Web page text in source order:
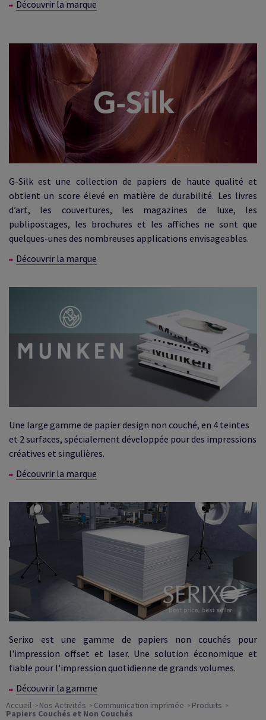
Découvrir la marque
G-Silk est une collection de papiers de haute qualité et
obtient un score élevé en matière de durabilité. Les livres
d’art, les couvertures, les magazines de luxe, les
publipostages, les brochures et les affiches ne sont que
quelques-unes des nombreuses applications envisageables.
Découvrir la marque
Une large gamme de papier design non couché, en 4 teintes
et 2 surfaces, spécialement développée pour des impressions
créatives et singulières.
Découvrir la marque
Serixo est une gamme de papiers non couchés pour
l'impression offset et laser. Une solution économique et
fiable pour l'impression quotidienne de grands volumes.
Découvrir la gamme
Accueil Nos Activités Communication imprimée Produits
Papiers Couchés et Non Couchés